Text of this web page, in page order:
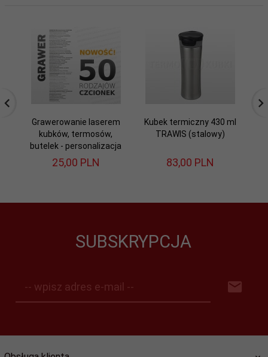
Grawerowanie laserem
kubków, termosów,
butelek - personalizacja
25,00 PLN
Kubek termiczny 430 ml
TRAWIS (stalowy)
83,00 PLN
SUBSKRYPCJA
-- wpisz adres e-mail --